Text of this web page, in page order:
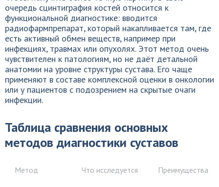
очередь сцинтиграфия костей относится к
функциональной диагностике: вводится
радиофармпрепарат, который накапливается там, где
есть активный обмен веществ, например при
инфекциях, травмах или опухолях. Этот метод очень
чувствителен к патологиям, но не даёт детальной
анатомии на уровне структуры сустава. Его чаще
применяют в составе комплексной оценки в онкологии
или у пациентов с подозрением на скрытые очаги
инфекции.
Таблица сравнения основных
методов диагностики суставов
Метод Что исследуется Преимущества